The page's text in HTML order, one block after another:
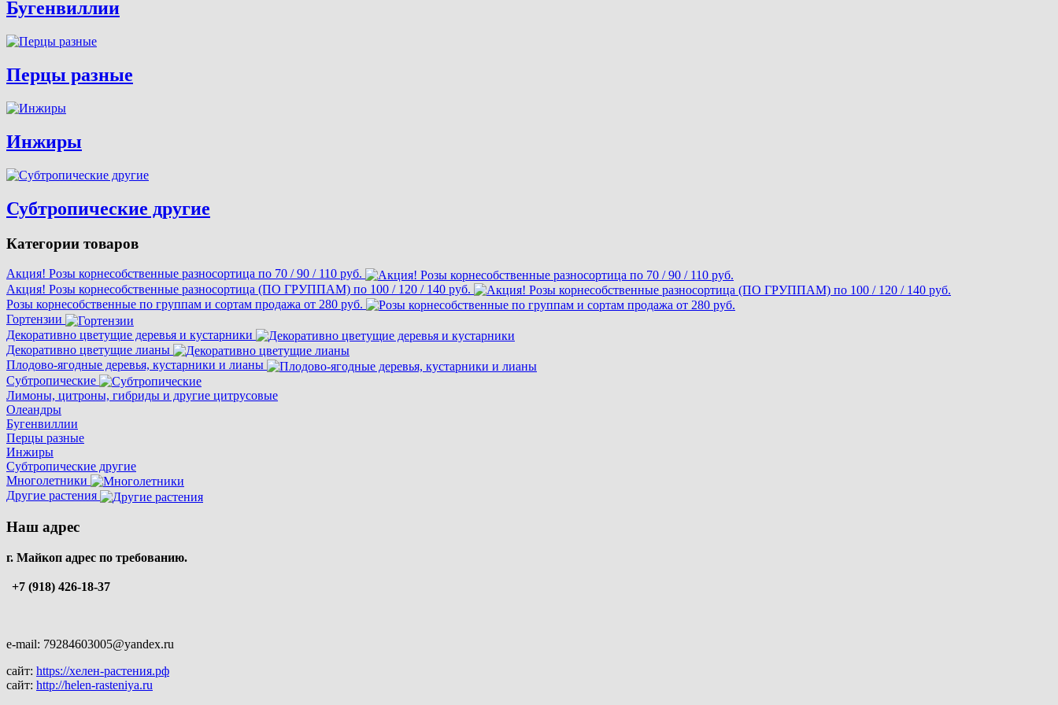
Бугенвиллии
Перцы разные
Инжиры
Субтропические другие
Категории товаров
Акция! Розы корнесобственные разносортица по 70 / 90 / 110 руб.
Акция! Розы корнесобственные разносортица (ПО ГРУППАМ) по 100 / 120 / 140 руб.
Розы корнесобственные по группам и сортам продажа от 280 руб.
Гортензии
Декоративно цветущие деревья и кустарники
Декоративно цветущие лианы
Плодово-ягодные деревья, кустарники и лианы
Субтропические
Лимоны, цитроны, гибриды и другие цитрусовые
Олеандры
Бугенвиллии
Перцы разные
Инжиры
Субтропические другие
Многолетники
Другие растения
Наш адрес
г. Майкоп адрес по требованию.
+7 (918) 426-18-37
e-mail: 79284603005@yandex.ru
сайт: https://хелен-растения.рф
сайт: http://helen-rasteniya.ru